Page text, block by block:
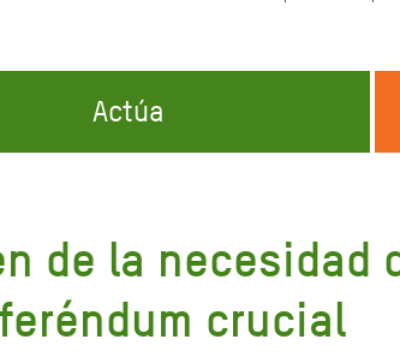
en
CONÓCENOS
Actúa
de la necesidad
crucial